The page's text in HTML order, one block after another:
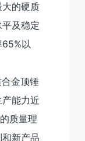
的硬质
及稳定
以
金顶锤
能力近
质量理
新产品